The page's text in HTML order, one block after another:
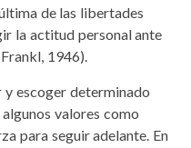
de las libertades
la actitud personal ante
1946).
y escoger determinado
valores como
para seguir adelante. En